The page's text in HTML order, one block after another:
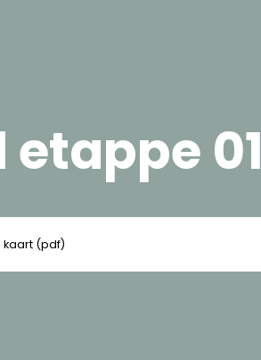
01
kaart (pdf)